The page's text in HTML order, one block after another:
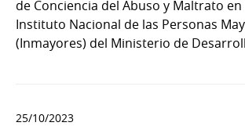
de Conciencia del Abuso y Maltrato en
Instituto Nacional de las Personas
(Inmayores) del Ministerio de
25/10/2023